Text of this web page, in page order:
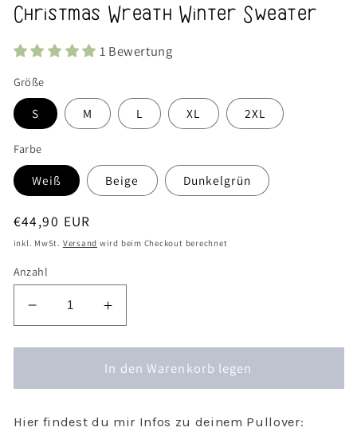
Christmas Wreath Winter Sweater
1 Bewertung
Größe
S M L XL 2XL
Farbe
Weiß Beige Dunkelgrün
Normaler
Preis
€44,90 EUR
inkl. MwSt. Versand wird beim Checkout berechnet
Anzahl
Verringere
die
Menge
Pullover
Kranz
Erhöhe
die
Menge
für
Pullover
Kranz
In den Warenkorb legen
Hier findest du mir Infos zu deinem Pullover: